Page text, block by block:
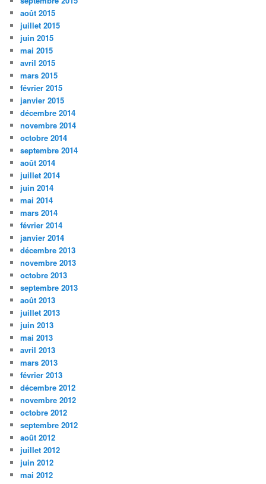
août 2015
juillet 2015
juin 2015
mai 2015
avril 2015
mars 2015
février 2015
janvier 2015
décembre 2014
novembre 2014
octobre 2014
septembre 2014
août 2014
juillet 2014
juin 2014
mai 2014
mars 2014
février 2014
janvier 2014
décembre 2013
novembre 2013
octobre 2013
septembre 2013
août 2013
juillet 2013
juin 2013
mai 2013
avril 2013
mars 2013
février 2013
décembre 2012
novembre 2012
octobre 2012
septembre 2012
août 2012
juillet 2012
juin 2012
mai 2012